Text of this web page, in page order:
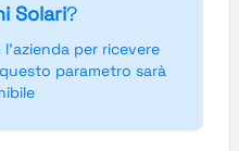
Solari?
per ricevere
parametro sarà